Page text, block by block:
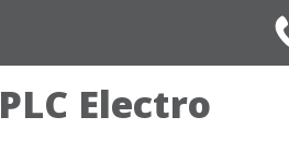
PLC Electro